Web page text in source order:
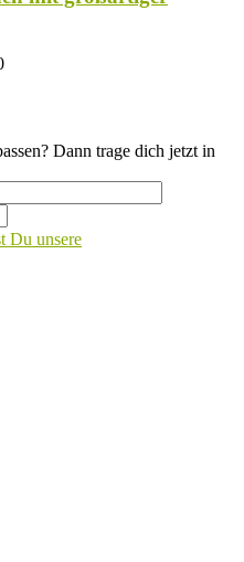
Dann trage dich jetzt in
Du unsere